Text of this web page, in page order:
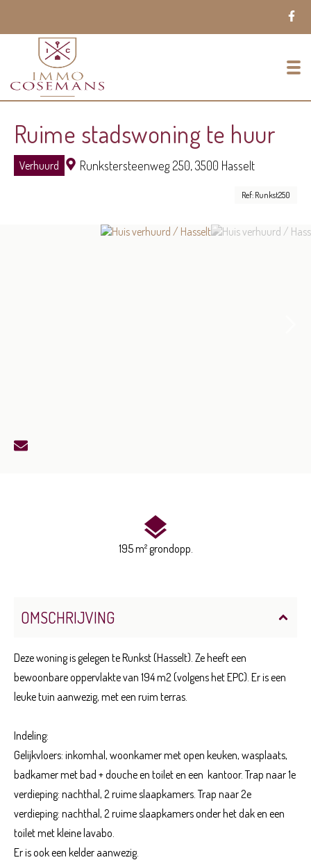
Ruime stadswoning te huur
Verhuurd Runkstersteenweg 250,3500 Hasselt
Ref: Runkst250
195 m² grondopp.
OMSCHRIJVING
Deze woning is gelegen te Runkst (Hasselt). Ze heeft een
bewoonbare oppervlakte van 194 m2 (volgens het EPC). Er is een
leuke tuin aanwezig, met een ruim terras.
Indeling:
Gelijkvloers: inkomhal, woonkamer met open keuken, wasplaats,
badkamer met bad + douche en toilet en een kantoor. Trap naar 1e
verdieping: nachthal, 2 ruime slaapkamers. Trap naar 2e
verdieping: nachthal, 2 ruime slaapkamers onder het dak en een
toilet met kleine lavabo.
Er is ook een kelder aanwezig.